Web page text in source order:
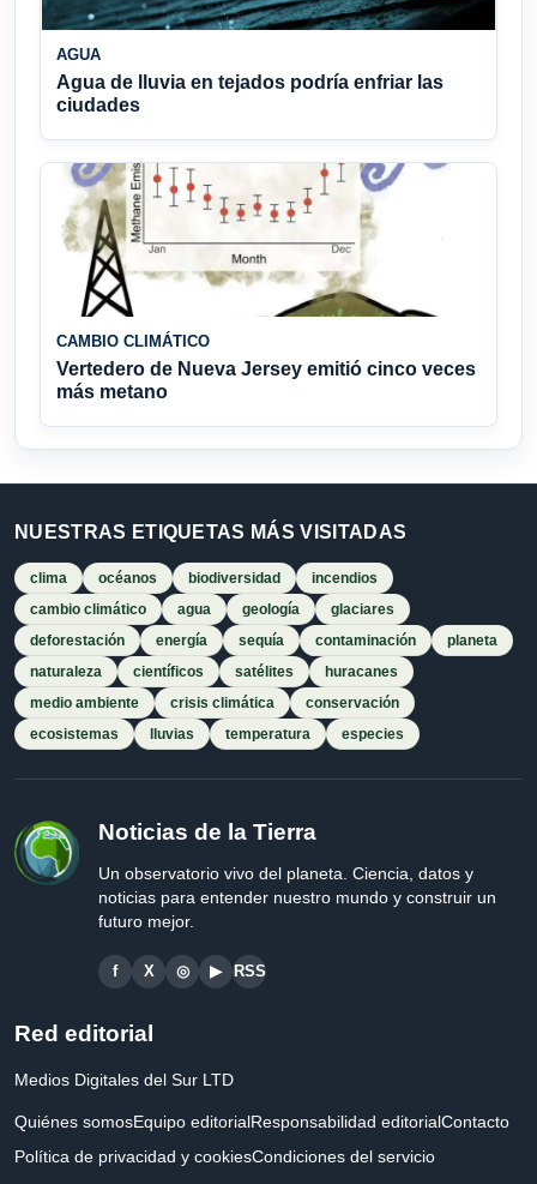
AGUA
Agua de lluvia en tejados podría enfriar las
ciudades
CAMBIO CLIMÁTICO
Vertedero de Nueva Jersey emitió cinco veces
más metano
NUESTRAS ETIQUETAS MÁS VISITADAS
clima océanos biodiversidad
incendios
cambio climático
agua geología
glaciares
deforestación
energía sequía contaminación
planeta
naturaleza
científicos satélites
huracanes
medio ambiente
crisis climática
conservación
ecosistemas
lluvias temperatura especies
Noticias de la Tierra
Un observatorio vivo del planeta. Ciencia, datos y
noticias para entender nuestro mundo y construir un
futuro mejor.
f X ◎ ▶ RSS
Red editorial
Medios Digitales del Sur LTD
Quiénes somosEquipo editorialResponsabilidad editorialContacto
Política de privacidad y cookiesCondiciones del servicio